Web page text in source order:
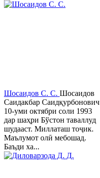
Шосаидов С. С. Шосаидов
Саидакбар Саидқурбонович
10-уми октябри соли 1993
дар шаҳри Бўстон таваллуд
шудааст. Миллаташ тоҷик.
Маълумот олӣ мебошад.
Баъди ха...